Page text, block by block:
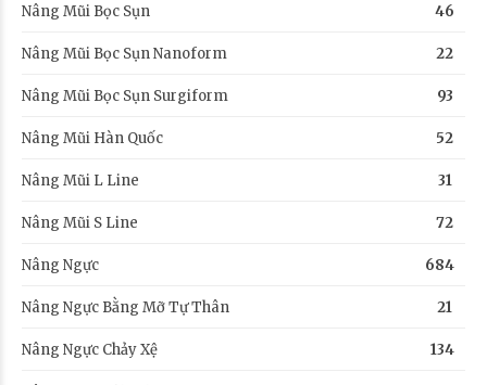
Nâng Mũi Bọc Sụn 46
Nâng Mũi Bọc Sụn Nanoform 22
Nâng Mũi Bọc Sụn Surgiform 93
Nâng Mũi Hàn Quốc 52
Nâng Mũi L Line 31
Nâng Mũi S Line 72
Nâng Ngực 684
Nâng Ngực Bằng Mỡ Tự Thân 21
Nâng Ngực Chảy Xệ 134